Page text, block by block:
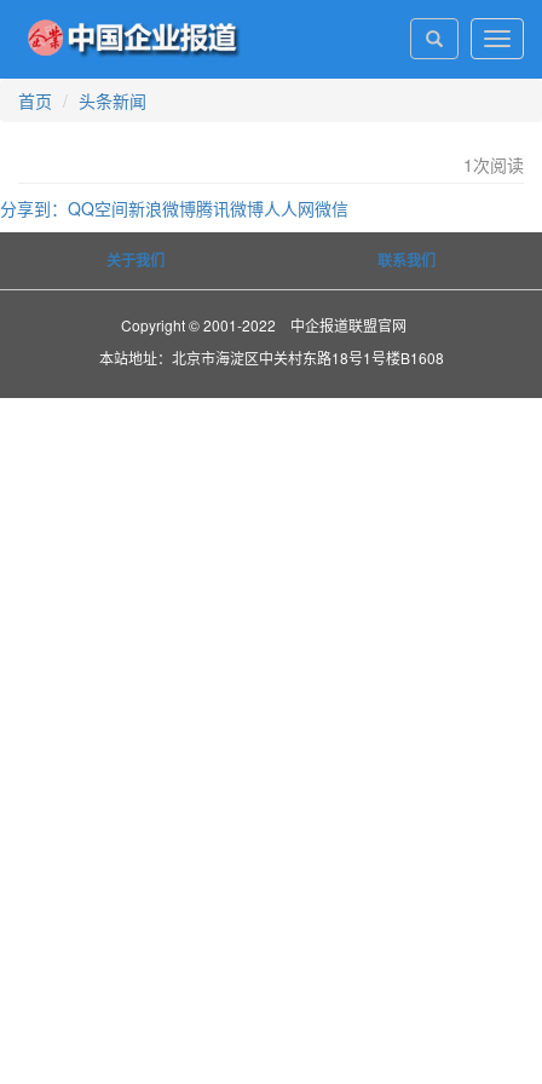
首页
头条新闻
1 次阅读
分享到： QQ空间新浪微博腾讯微博人人网微信
关于我们 联系我们
Copyright © 2001-2022 中企报道联盟官网
本站地址：北京市海淀区中关村东路18号1号楼B1608